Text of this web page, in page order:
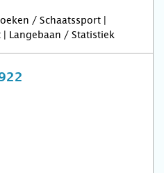
/ Schaatssport |
Langebaan / Statistiek